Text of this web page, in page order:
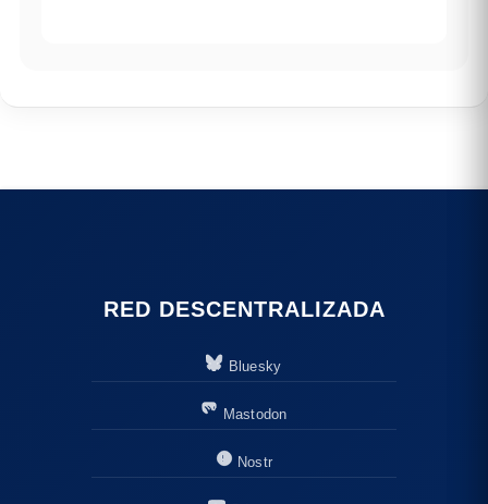
RED DESCENTRALIZADA
Bluesky
Mastodon
Nostr